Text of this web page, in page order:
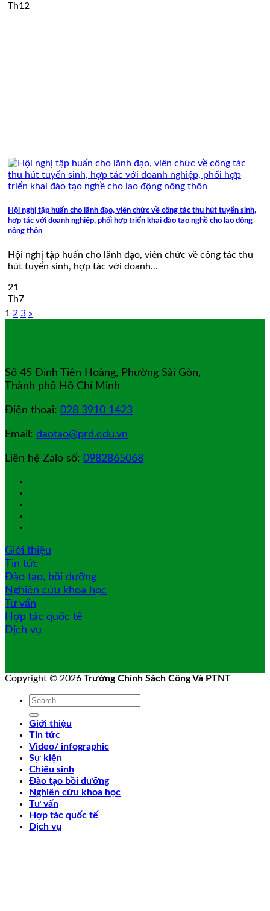
Th12
Hội nghị tập huấn cho lãnh đạo, viên chức về công tác thu hút tuyển sinh,
hợp tác với doanh nghiệp, phối hợp triển khai đào tạo nghề cho lao động
nông thôn
Hội nghị tập huấn cho lãnh đạo, viên chức về công tác thu
hút tuyển sinh, hợp tác với doanh...
21
Th7
1 2 3 »
Số 45 Đinh Tiên Hoàng, Phường Sài Gòn,
Thành phố Hồ Chí Minh
Điện thoại: 028 3910 1423
Email: daotao@prd.edu.vn
Liên hệ Zalo số: 0982865068
Giới thiệu
Tin tức
Đào tạo, bồi dưỡng
Nghiên cứu khoa học
Tư vấn
Hợp tác quốc tế
Dịch vụ
Copyright © 2026 Trường Chính Sách Công Và PTNT
Giới thiệu
Tin tức
Video/ infographic
Sự kiện
Chiêu sinh
Đào tạo bồi dưỡng
Nghiên cứu khoa học
Tư vấn
Hợp tác quốc tế
Dịch vụ